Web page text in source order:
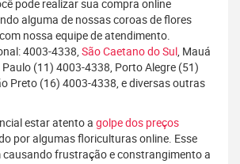
pode realizar sua compra online
alguma de nossas coroas de flores
nossa equipe de atendimento.
4003-4338, São Caetano do Sul, Mauá
(11) 4003-4338, Porto Alegre (51)
Preto (16) 4003-4338, e diversas outras
estar atento a golpe dos preços
por algumas floriculturas online. Esse
frustração e constrangimento a